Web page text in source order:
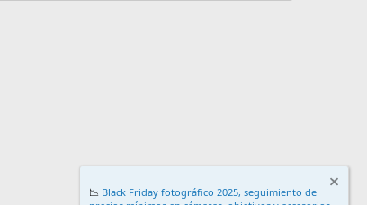
📉 Black Friday fotográfico 2025, seguimiento de